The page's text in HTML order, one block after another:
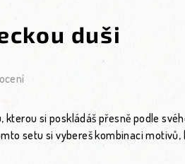
duši
z 5 hvězdiček.
kterou si poskládáš přesně podle
setu si vybereš kombinaci motivů,